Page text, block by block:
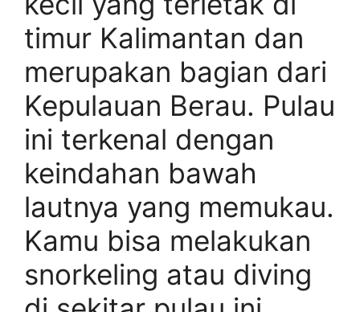
timur Kalimantan dan
merupakan bagian dari
Kepulauan Berau. Pulau
ini terkenal dengan
keindahan bawah
lautnya yang memukau.
Kamu bisa melakukan
snorkeling atau diving